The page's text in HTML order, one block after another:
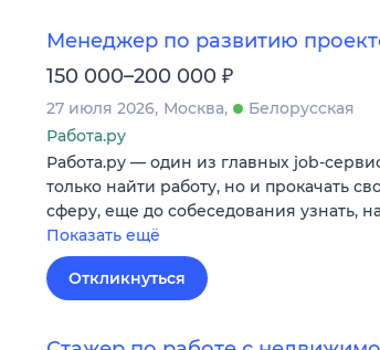
Менеджер по развитию
150 000–200 000 ₽
27 июля 2026 Москва
Белорусская
Работа.ру
Работа.ру — один из главных job-
только найти работу, но и прокачать
сферу, еще до собеседования узнать,
Показать ещё
Откликнуться